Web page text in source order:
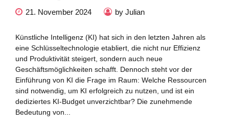
21. November 2024 by Julian
Künstliche Intelligenz (KI) hat sich in den letzten Jahren als
eine Schlüsseltechnologie etabliert, die nicht nur Effizienz
und Produktivität steigert, sondern auch neue
Geschäftsmöglichkeiten schafft. Dennoch steht vor der
Einführung von KI die Frage im Raum: Welche Ressourcen
sind notwendig, um KI erfolgreich zu nutzen, und ist ein
dediziertes KI-Budget unverzichtbar? Die zunehmende
Bedeutung von...